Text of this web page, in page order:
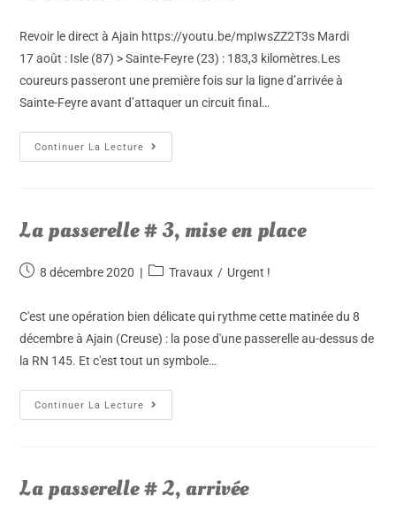
Revoir le direct à Ajain https://youtu.be/mpIwsZZ2T3s Mardi
17 août : Isle (87) > Sainte-Feyre (23) : 183,3 kilomètres.Les
coureurs passeront une première fois sur la ligne d’arrivée à
Sainte-Feyre avant d’attaquer un circuit final…
Continuer La Lecture
La passerelle # 3, mise en place
8 décembre 2020 Travaux / Urgent !
C'est une opération bien délicate qui rythme cette matinée du 8
décembre à Ajain (Creuse) : la pose d'une passerelle au-dessus de
la RN 145. Et c'est tout un symbole…
Continuer La Lecture
La passerelle # 2, arrivée